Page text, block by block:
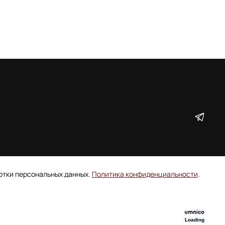
персональных данных. Политика конфиденциальности.
Loading